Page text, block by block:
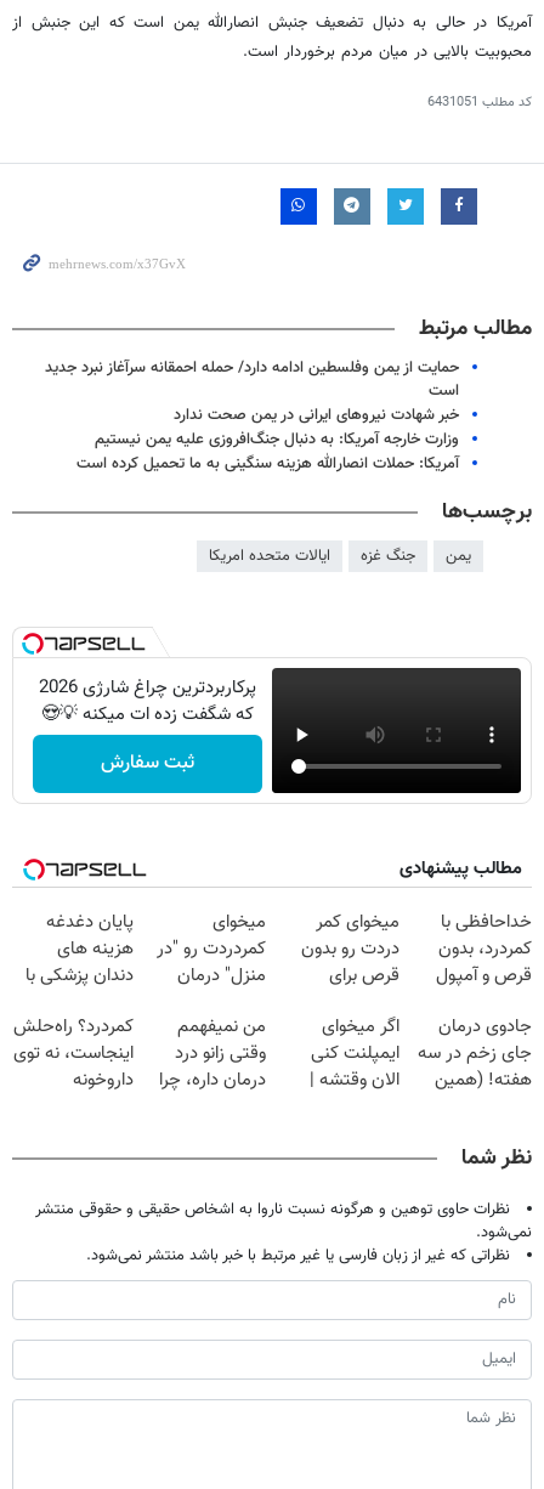
آمریکا در حالی به دنبال تضعیف جنبش انصارالله یمن است که این جنبش از
محبوبیت بالایی در میان مردم برخوردار است.
کد مطلب 6431051
مطالب مرتبط
حمایت از یمن وفلسطین ادامه دارد/ حمله احمقانه سرآغاز نبرد جدید
است
خبر شهادت نیروهای ایرانی در یمن صحت ندارد
وزارت خارجه آمریکا: به دنبال جنگ‌افروزی علیه یمن نیستیم
آمریکا: حملات انصارالله هزینه سنگینی به ما تحمیل کرده است
برچسب‌ها
یمن جنگ غزه ایالات متحده امریکا
پرکاربردترین چراغ شارژی 2026
که شگفت زده ات میکنه 💡😍
ثبت سفارش
مطالب پیشنهادی
خداحافظی با
کمردرد، بدون
قرص و آمپول
میخوای کمر
دردت رو بدون
قرص برای
کنی؟
(◂پرسش‌نامه رو
پر کن)
میخوای
کمردردت رو "در
منزل" درمان
◂پرسش‌نامه)
پایان دغدغه
هزینه های
دندان پزشکی با
خانگی
جادوی درمان
جای زخم در سه
هفته! (همین
اگر میخوای
ایمپلنت کنی
الان وقتشه |
من نمیفهمم
وقتی زانو درد
درمان داره، چرا
کمردرد؟ راه‌حلش
اینجاست، نه توی
داروخونه
نظر شما
نظرات حاوی توهین و هرگونه نسبت ناروا به اشخاص حقیقی و حقوقی منتشر
نمی‌شود.
نظراتی که غیر از زبان فارسی یا غیر مرتبط با خبر باشد منتشر نمی‌شود.